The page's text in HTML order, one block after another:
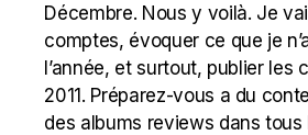
Décembre. Nous y voilà. Je
comptes, évoquer ce que je
l’année, et surtout, publier les
2011. Préparez-vous a du
des albums reviews dans tous